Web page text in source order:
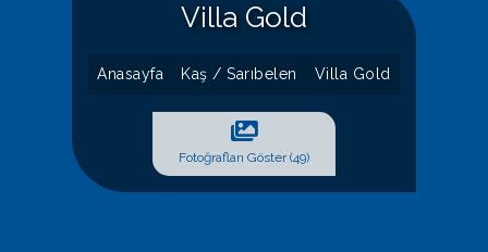
Villa Gold
Anasayfa Kaş / Sarıbelen Villa Gold
Fotoğrafları Göster (49)